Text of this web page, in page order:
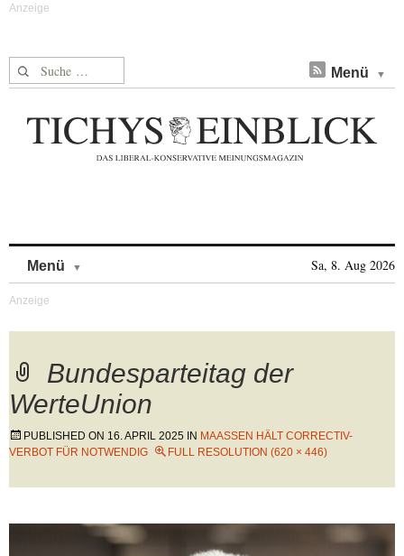
Suche nach: Menü
Menü Sa, 8. Aug 2026
Bundesparteitag der
WerteUnion
PUBLISHED ON 16. APRIL 2025 IN MAASSEN HÄLT CORRECTIV-V
ERBOT FÜR NOTWENDIG
FULL RESOLUTION (620 × 446)